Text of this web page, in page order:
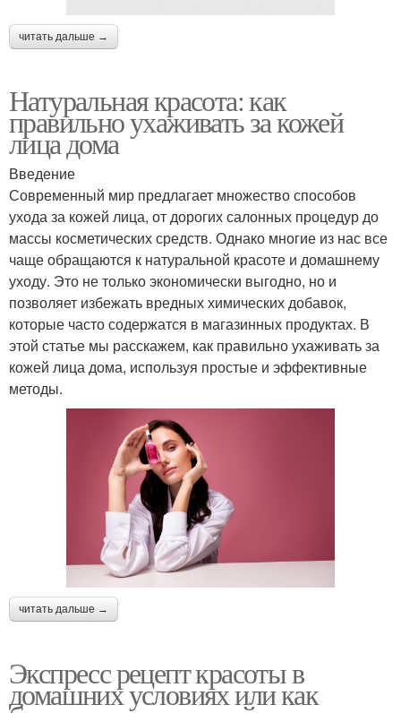
читать дальше →
Натуральная красота: как
правильно ухаживать за кожей
лица дома
Введение
Современный мир предлагает множество способов
ухода за кожей лица, от дорогих салонных процедур до
массы косметических средств. Однако многие из нас все
чаще обращаются к натуральной красоте и домашнему
уходу. Это не только экономически выгодно, но и
позволяет избежать вредных химических добавок,
которые часто содержатся в магазинных продуктах. В
этой статье мы расскажем, как правильно ухаживать за
кожей лица дома, используя простые и эффективные
методы.
читать дальше →
Экспресс рецепт красоты в
домашних условиях или как